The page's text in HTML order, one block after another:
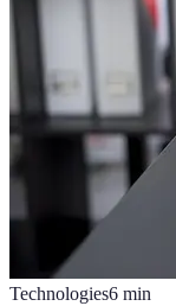
Technologies6 min